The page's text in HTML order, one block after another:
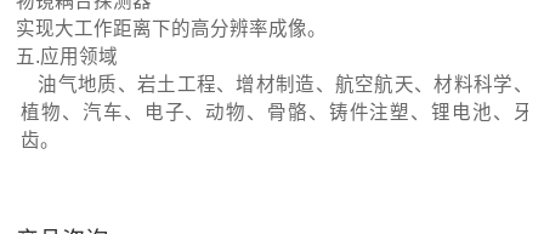
实现大工作距离下的高分辨率成像。
五.应用领域
油气地质、岩土工程、增材制造、航空航天、材料科学、
植物、汽车、电子、动物、骨骼、铸件注塑、锂电池、牙
齿。